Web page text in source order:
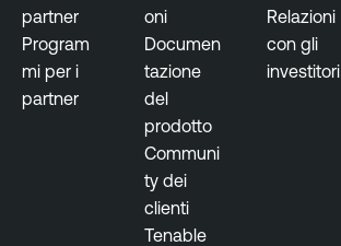
partner
Program
mi per i
partner
oni
Documen
tazione
del
prodotto
Communi
ty dei
clienti
Tenable
Relazioni
con gli
investitori